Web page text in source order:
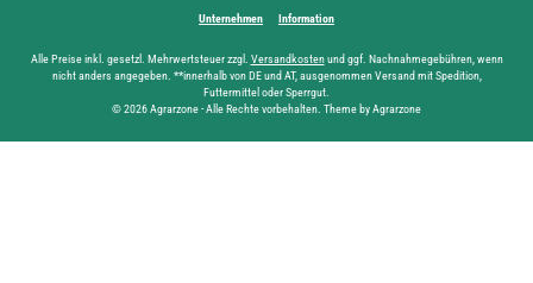
Unternehmen Information
Alle Preise inkl. gesetzl. Mehrwertsteuer zzgl. Versandkostenund ggf. Nachnahmegebühren, wenn
nicht anders angegeben. **innerhalb von DE und AT, ausgenommen Versand mit Spedition,
Futtermittel oder Sperrgut.
© 2026 Agrarzone - Alle Rechte vorbehalten. Theme by Agrarzone